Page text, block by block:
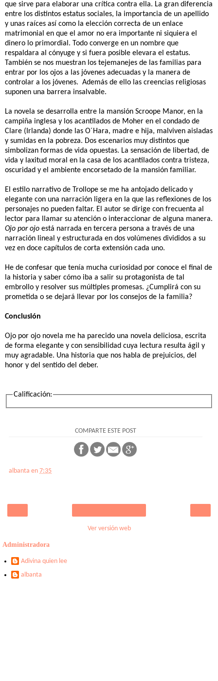
que sirve para elaborar una crítica contra ella. La gran diferencia
entre los distintos estatus sociales, la importancia de un apellido
y unas raíces así como la elección correcta de un enlace
matrimonial en que el amor no era importante ni siquiera el
dinero lo primordial. Todo converge en un nombre que
respaldara al cónyuge y si fuera posible elevara el estatus.
También se nos muestran los tejemanejes de las familias para
entrar por los ojos a las jóvenes adecuadas y la manera de
controlar a los jóvenes. Además de ello las creencias religiosas
suponen una barrera insalvable.
La novela se desarrolla entre la mansión Scroope Manor, en la
campiña inglesa y los acantilados de Moher en el condado de
Clare (Irlanda) donde las O´Hara, madre e hija, malviven aisladas
y sumidas en la pobreza. Dos escenarios muy distintos que
simbolizan formas de vida opuestas. La sensación de libertad, de
vida y laxitud moral en la casa de los acantilados contra tristeza,
oscuridad y el ambiente encorsetado de la mansión familiar.
El estilo narrativo de Trollope se me ha antojado delicado y
elegante con una narración ligera en la que las reflexiones de los
personajes no pueden faltar. El autor se dirige con frecuenta al
lector para llamar su atención o interaccionar de alguna manera.
Ojo por ojo está narrada en tercera persona a través de una
narración lineal y estructurada en dos volúmenes divididos a su
vez en doce capítulos de corta extensión cada uno.
He de confesar que tenía mucha curiosidad por conoce el final de
la historia y saber cómo iba a salir su protagonista de tal
embrollo y resolver sus múltiples promesas. ¿Cumplirá con su
prometida o se dejará llevar por los consejos de la familia?
Conclusión
Ojo por ojo novela me ha parecido una novela deliciosa, escrita
de forma elegante y con sensibilidad cuya lectura resulta ágil y
muy agradable. Una historia que nos habla de prejuicios, del
honor y del sentido del deber.
Calificación:
COMPARTE ESTE POST
albanta en 7:35
Ver versión web
Administradora
Adivina quien lee
albanta